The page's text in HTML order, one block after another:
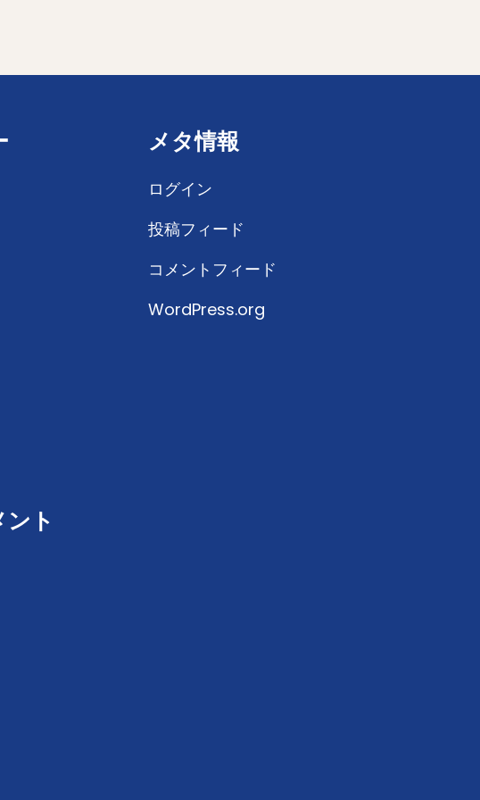
ト
メタ情報
ログイン
投稿フィード
コメントフィード
WordPress.org